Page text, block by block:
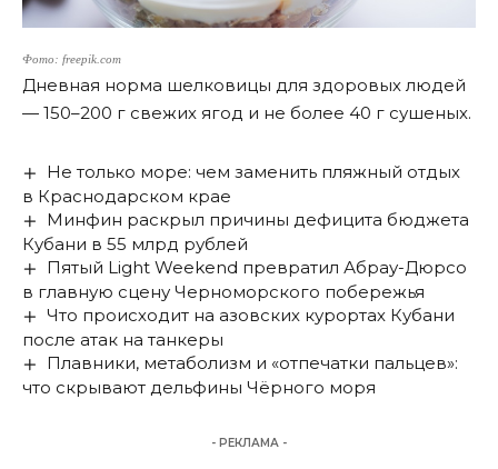
Фото: freepik.com
Дневная норма шелковицы для здоровых людей
— 150–200 г свежих ягод и не более 40 г сушеных.
Не только море: чем заменить пляжный отдых
в Краснодарском крае
Минфин раскрыл причины дефицита бюджета
Кубани в 55 млрд рублей
Пятый Light Weekend превратил Абрау-Дюрсо
в главную сцену Черноморского побережья
Что происходит на азовских курортах Кубани
после атак на танкеры
Плавники, метаболизм и «отпечатки пальцев»:
что скрывают дельфины Чёрного моря
- РЕКЛАМА -